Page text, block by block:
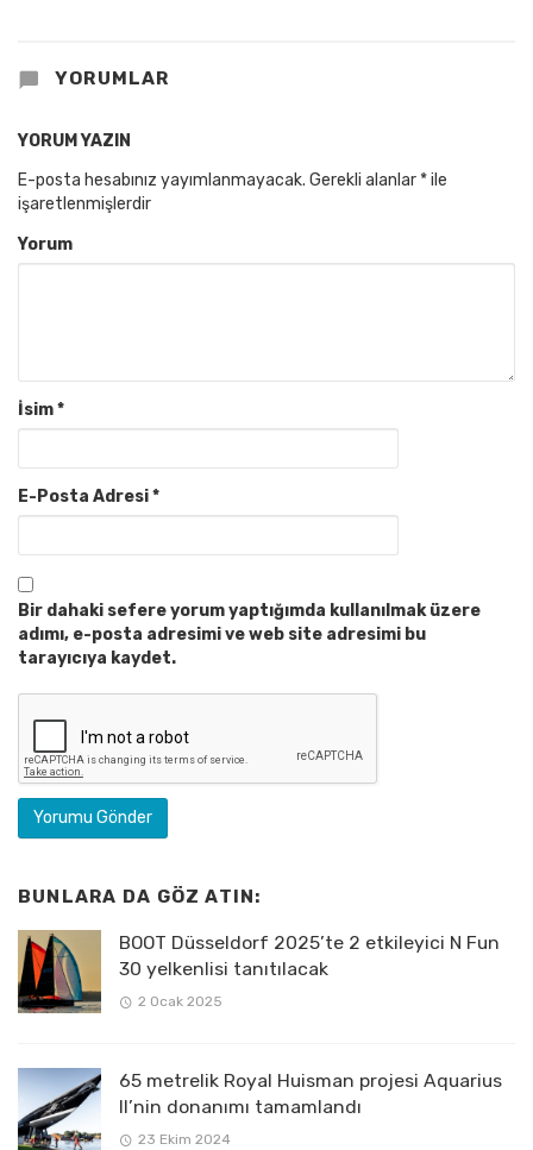
YORUMLAR
YORUM YAZIN
E-posta hesabınız yayımlanmayacak. Gerekli alanlar *ile
işaretlenmişlerdir
Yorum
İsim*
E-Posta Adresi*
Bir dahaki sefere yorum yaptığımda kullanılmak üzere
adımı, e-posta adresimi ve web site adresimi bu
tarayıcıya kaydet.
BUNLARA DA GÖZ ATIN:
BOOT Düsseldorf 2025’te 2 etkileyici N Fun
30 yelkenlisi tanıtılacak
2 Ocak 2025
65 metrelik Royal Huisman projesi Aquarius
II’nin donanımı tamamlandı
23 Ekim 2024